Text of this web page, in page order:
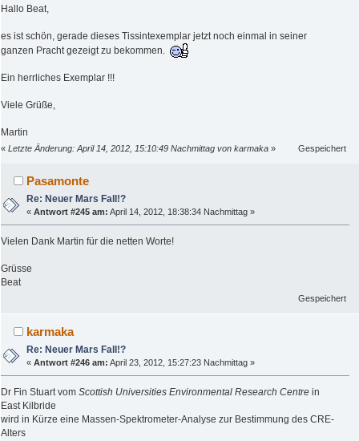
Hallo Beat,
es ist schön, gerade dieses Tissintexemplar jetzt noch einmal in seiner
ganzen Pracht gezeigt zu bekommen.
Ein herrliches Exemplar !!!
Viele Grüße,
Martin
« Letzte Änderung: April 14, 2012, 15:10:49 Nachmittag von karmaka » Gespeichert
Pasamonte
Re: Neuer Mars Fall!?
«Antwort #245 am: April 14, 2012, 18:38:34 Nachmittag »
Vielen Dank Martin für die netten Worte!
Grüsse
Beat
Gespeichert
karmaka
Re: Neuer Mars Fall!?
«Antwort #246 am: April 23, 2012, 15:27:23 Nachmittag »
Dr Fin Stuart vom Scottish Universities Environmental Research Centre in
East Kilbride
wird in Kürze eine Massen-Spektrometer-Analyse zur Bestimmung des CRE-
Alters